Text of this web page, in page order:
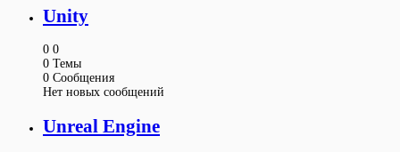
Unity
0 0
0 Темы
0 Сообщения
Нет новых сообщений
Unreal Engine